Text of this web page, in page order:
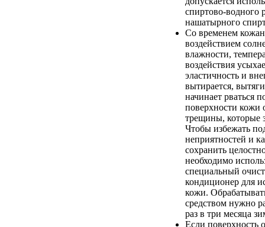
спиртово-водного
нашатырного
Со временем
воздействием
влажности,
воздействия
эластичность и
вытирается,
начинает рваться
поверхности кожи
трещины, которые
Чтобы избежать
неприятностей и
сохранить
необходимо
специальный
кондиционер для
кожи.
средством нужно
раз в три месяца
Если поверхность